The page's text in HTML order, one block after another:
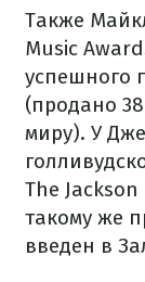
Также
Music
успешного
(продано
миру). У
The
такому же
введен в